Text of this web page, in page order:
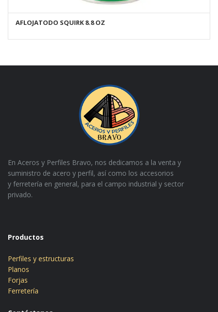
AÑADIR AL CARRITO
AFLOJATODO SQUIRK 8.8 OZ
En Aceros y Perfiles Bravo, nos dedicamos a la venta y
suministro de acero y perfil, así como los accesorios
y ferretería en general, para el campo industrial y sector
privado.
Productos
Perfiles y estructuras
Planos
Forjas
Ferretería